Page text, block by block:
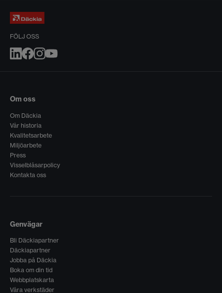
FÖLJ OSS
Om oss
Om Däckia
Vår historia
Kvalitetsarbete
Miljöarbete
Press
Visselblåsarpolicy
Kontakta oss
Genvägar
Bli Däckiapartner
Däckiapartner
Jobba på Däckia
Boka om din tid
Webbplatskarta
Våra verkstäder